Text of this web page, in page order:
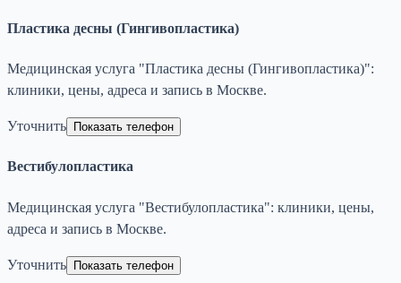
Пластика десны (Гингивопластика)
Медицинская услуга "Пластика десны (Гингивопластика)":
клиники, цены, адреса и запись в Москве.
Уточнить Показать телефон
Вестибулопластика
Медицинская услуга "Вестибулопластика": клиники, цены,
адреса и запись в Москве.
Уточнить Показать телефон